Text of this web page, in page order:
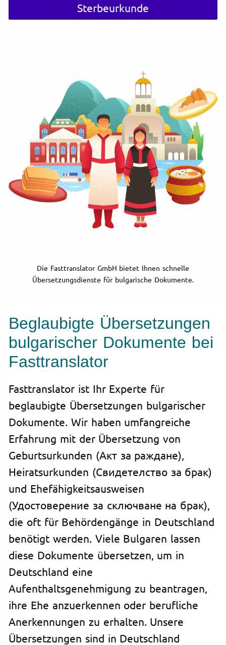
Sterbeurkunde
Die Fasttranslator GmbH bietet Ihnen schnelle
Übersetzungsdienste für bulgarische Dokumente.
Beglaubigte Übersetzungen
bulgarischer Dokumente bei
Fasttranslator
Fasttranslator ist Ihr Experte für
beglaubigte Übersetzungen bulgarischer
Dokumente. Wir haben umfangreiche
Erfahrung mit der Übersetzung von
Geburtsurkunden (Акт за раждане),
Heiratsurkunden (Свидетелство за брак)
und Ehefähigkeitsausweisen
(Удостоверение за сключване на брак),
die oft für Behördengänge in Deutschland
benötigt werden. Viele Bulgaren lassen
diese Dokumente übersetzen, um in
Deutschland eine
Aufenthaltsgenehmigung zu beantragen,
ihre Ehe anzuerkennen oder berufliche
Anerkennungen zu erhalten. Unsere
Übersetzungen sind in Deutschland